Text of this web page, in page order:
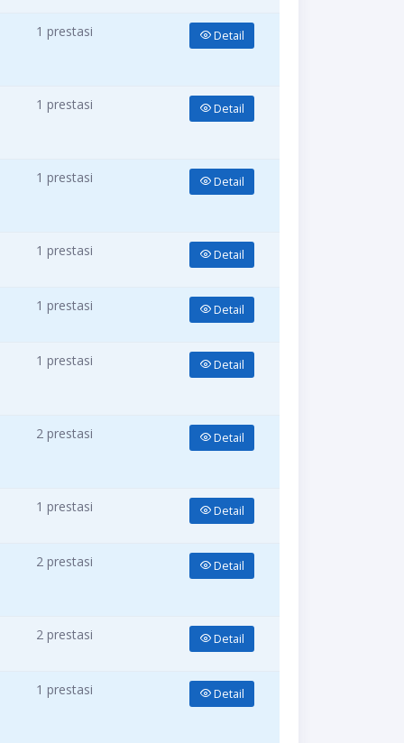
1 prestasi Detail
1 prestasi Detail
1 prestasi Detail
1 prestasi Detail
1 prestasi Detail
1 prestasi Detail
2 prestasi Detail
1 prestasi Detail
2 prestasi Detail
2 prestasi Detail
1 prestasi Detail